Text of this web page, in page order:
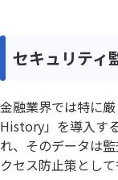
セキュリティ
金融業界では特に
History」を導入す
れ、そのデータは
クセス防止策として